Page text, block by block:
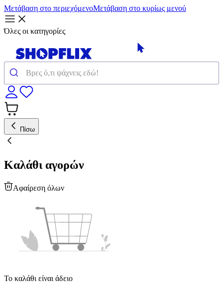
Μετάβαση στο περιεχόμενοΜετάβαση στο κυρίως μενού
Όλες οι κατηγορίες
Πίσω
Καλάθι αγορών
Αφαίρεση όλων
Το καλάθι είναι άδειο